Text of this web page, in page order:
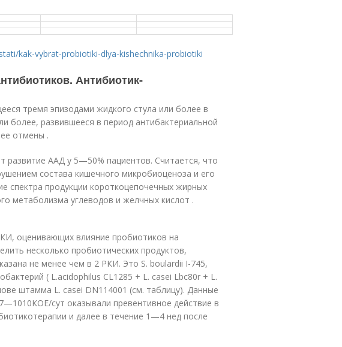
kak-vybrat-probiotiki-dlya-kishechnika-probiotiki
Антибиотик-
тремя эпизодами жидкого стула или более в
более, развившееся в период антибактериальной
отмены .
развитие ААД у 5—50% пациентов. Считается, что
состава кишечного микробиоценоза и его
спектра продукции короткоцепочечных жирных
метаболизма углеводов и желчных кислот .
оценивающих влияние пробиотиков на
несколько пробиотических продуктов,
не менее чем в 2 РКИ. Это S. boulardii I-745,
( L.acidophilus CL1285 + L. casei Lbc80r + L.
штамма L. casei DN114001 (см. таблицу). Данные
7—1010КОЕ/сут оказывали превентивное действие в
и далее в течение 1—4 нед после